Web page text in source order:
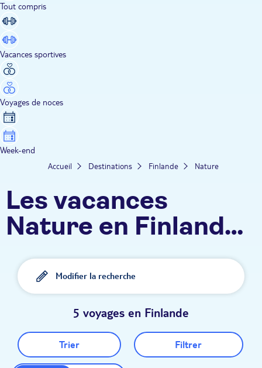
Tout compris
Vacances sportives
Voyages de noces
Week-end
Accueil Destinations Finlande Nature
Les vacances
Nature en Finlande
TUI
Modifier la recherche
5 voyages en Finlande
Trier Filtrer